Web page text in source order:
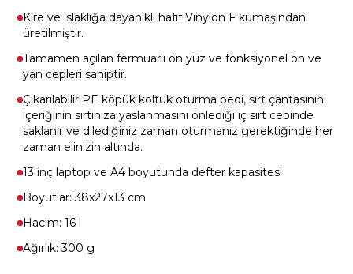
Kire ve ıslaklığa dayanıklı hafif Vinylon F kumaşından
üretilmiştir.
Tamamen açılan fermuarlı ön yüz ve fonksiyonel ön ve
yan cepleri sahiptir.
Çıkarılabilir PE köpük koltuk oturma pedi, sırt çantasının
içeriğinin sırtınıza yaslanmasını önlediği iç sırt cebinde
saklanır ve dilediğiniz zaman oturmanız gerektiğinde her
zaman elinizin altında.
13 inç laptop ve A4 boyutunda defter kapasitesi
Boyutlar: 38x27x13 cm
Hacim: 16 l
Ağırlık: 300 g